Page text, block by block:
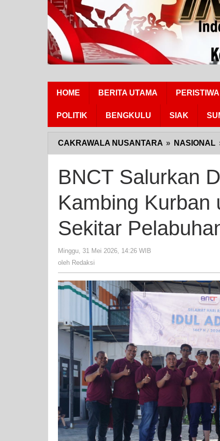
HOME BERITA UTAMA PERISTIWA
POLITIK BENGKULU SIAK
CAKRAWALA NUSANTARA » NASIONAL
BNCT Salurkan
Kambing Kurban
Sekitar
Minggu, 31 Mei 2026, 14:26 WIB
oleh Redaksi